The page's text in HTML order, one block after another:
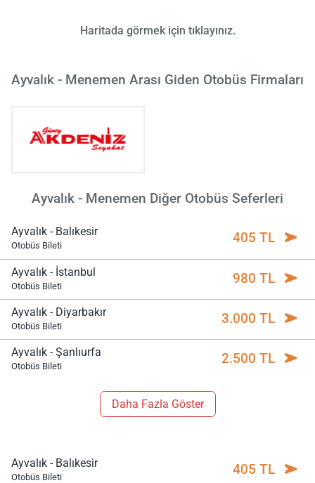
Haritada görmek için tıklayınız.
Ayvalık - Menemen Arası Giden Otobüs Firmaları
Ayvalık - Menemen Diğer Otobüs Seferleri
Ayvalık - Balıkesir
Otobüs Bileti 405 TL
Ayvalık - İstanbul
Otobüs Bileti 980 TL
Ayvalık - Diyarbakır
Otobüs Bileti 3.000 TL
Ayvalık - Şanlıurfa
Otobüs Bileti 2.500 TL
Daha Fazla Göster
Ayvalık - Balıkesir
Otobüs Bileti 405 TL